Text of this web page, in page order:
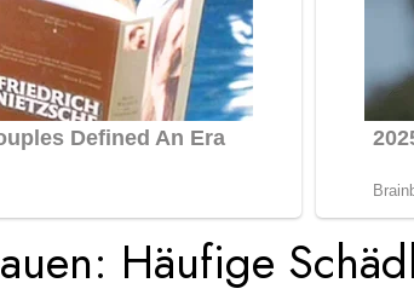
Häufige